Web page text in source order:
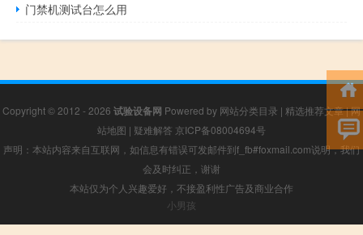
门禁机测试台怎么用
Copyright © 2012 - 2026 试验设备网 Powered by 网站分类目录 | 精选推荐文章|网
站地图 | 疑难解答 京ICP备08004694号
声明：本站内容来自互联网，如信息有错误可发邮件到f_fb#foxmail.com说明，我们
会及时纠正，谢谢
本站仅为个人兴趣爱好，不接盈利性广告及商业合作
小男孩